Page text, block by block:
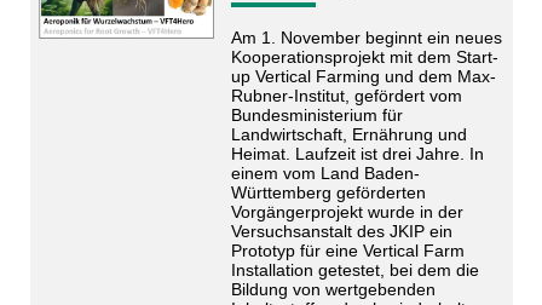
Am 1. November beginnt ein neues
Kooperationsprojekt mit dem Start-
up Vertical Farming und dem Max-
Rubner-Institut, gefördert vom
Bundesministerium für
Landwirtschaft, Ernährung und
Heimat. Laufzeit ist drei Jahre. In
einem vom Land Baden-
Württemberg geförderten
Vorgängerprojekt wurde in der
Versuchsanstalt des JKIP ein
Prototyp für eine Vertical Farm
Installation getestet, bei dem die
Bildung von wertgebenden